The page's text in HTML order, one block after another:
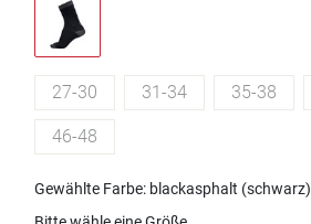
27-30 31-34 35-38
46-48
Gewählte Farbe: blackasphalt (schwarz)